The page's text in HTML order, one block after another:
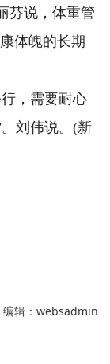
芬说，体重管
体魄的长期
，需要耐心
刘伟说。(新
编辑：websadmin